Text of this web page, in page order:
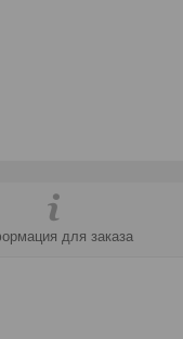
для заказа